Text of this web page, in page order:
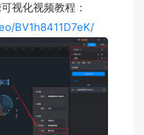
视化视频教程：
BV1h8411D7eK/